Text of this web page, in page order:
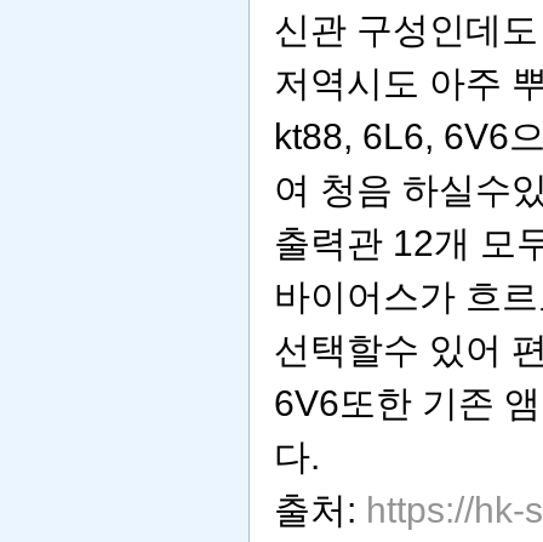
신관 구성인데
저역시도 아주
kt88, 6L6, 6V6
여 청음 하실수
출력관 12개 모
바이어스가 흐
선택할수 있어
6V6또한 기존
다.
출처: https://hk-